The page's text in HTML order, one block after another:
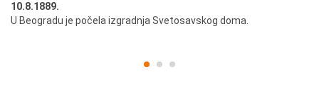
10.8.1889.
U Beogradu je počela izgradnja Svetosavskog doma.